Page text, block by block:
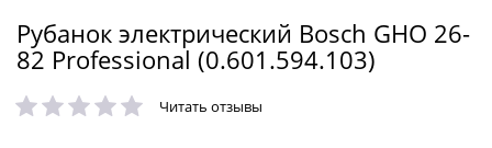
Рубанок электрический Bosch GHO 26-
82 Professional (0.601.594.103)
Читать отзывы